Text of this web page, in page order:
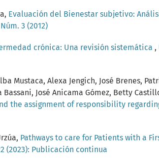
Evaluación del Bienestar subjetivo:
3 (2012)
crónica: Una revisión sistemática ,
Mustaca, Alexa Jengich, José Brenes,
José Anicama Gómez, Betty
the assignment of responsibility
Pathways to care for Patients with a
(2023): Publicación continua